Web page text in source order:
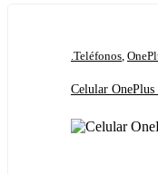
.Teléfonos,
Celular